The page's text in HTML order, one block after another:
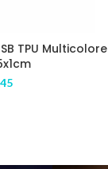
TPU Multicolore